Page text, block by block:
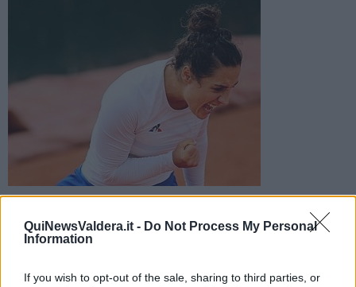
QuiNewsValdera.it - Do Not Process My Personal
Information
If you wish to opt-out of the sale, sharing to third parties, or
La tennista della Valdera batte la lettone Jelena Ostapenko e
avanza nel torneo statunitense. In semifinale trova la kazaka
Rybakina